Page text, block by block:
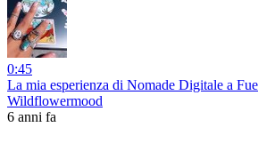
0:45
La mia esperienza di Nomade Digitale a
Wildflowermood
6 anni fa